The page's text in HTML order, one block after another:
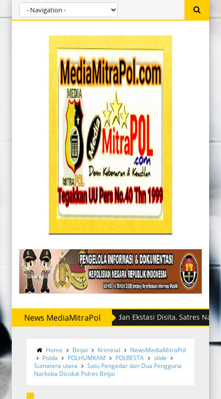
News MediaMitraPolSabu dan Ekstasi Disita, Satres Narkoba
Home Binjai Kriminal
NewsMediaMitraPol
Polda
POLHUMKAM POLRESTA
slide
Sumatera utara
Satu Pengedar dan Dua Pengguna
Narkoba Diciduk Polres Binjai